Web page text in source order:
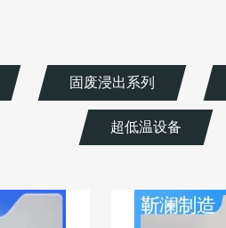
固废浸出系列
超低温设备